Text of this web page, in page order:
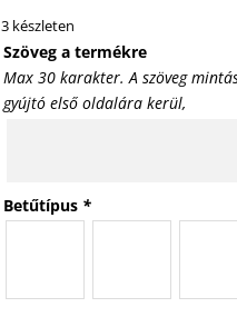
3 készleten
Szöveg a termékre
Max 30 karakter. A szöveg
gyújtó első oldalára kerül,
Betűtípus *